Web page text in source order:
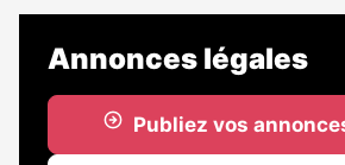
Annonces légales
Publiez vos